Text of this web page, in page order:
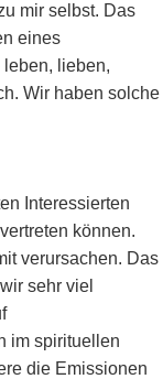
mir selbst. Das
eines
lieben,
Wir haben solche
Interessierten
können.
verursachen. Das
sehr viel
im spirituellen
die Emissionen